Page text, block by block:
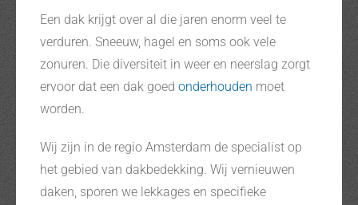
Een dak krijgt over al die jaren enorm veel te
verduren. Sneeuw, hagel en soms ook vele
zonuren. Die diversiteit in weer en neerslag zorgt
ervoor dat een dak goed onderhouden moet
worden.
Wij zijn in de regio Amsterdam de specialist op
het gebied van dakbedekking. Wij vernieuwen
daken, sporen we lekkages en specifieke